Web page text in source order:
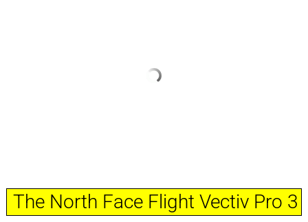
The North Face Flight Vectiv Pro 3